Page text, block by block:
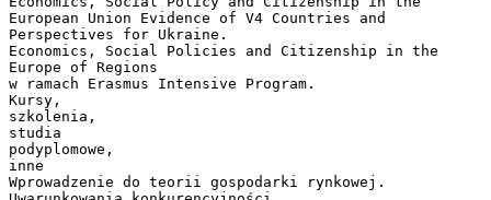
European Union Evidence of V4 Countries and
Perspectives for Ukraine.
Economics, Social Policies and Citizenship in the
Europe of Regions
w ramach Erasmus Intensive Program.
Kursy,
szkolenia,
studia
podyplomowe,
inne
Wprowadzenie do teorii gospodarki rynkowej.